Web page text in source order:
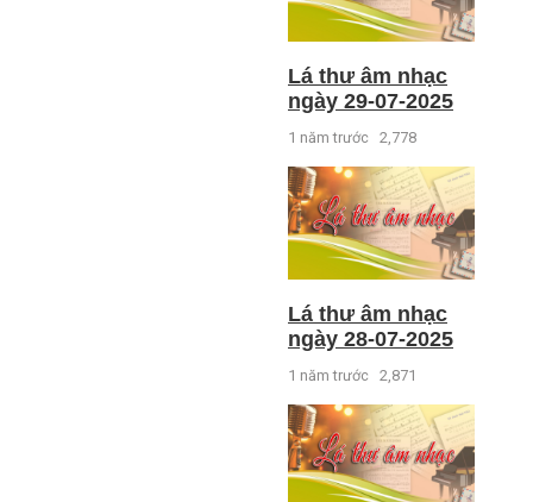
Lá thư âm nhạc
ngày 29-07-2025
1 năm trước 2,778
Lá thư âm nhạc
ngày 28-07-2025
1 năm trước 2,871